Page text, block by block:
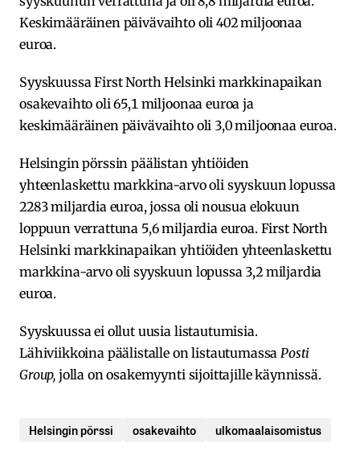
Keskimääräinen päivävaihto oli 402 miljoonaa
euroa.
Syyskuussa First North Helsinki markkinapaikan
osakevaihto oli 65,1 miljoonaa euroa ja
keskimääräinen päivävaihto oli 3,0 miljoonaa euroa.
Helsingin pörssin päälistan yhtiöiden
yhteenlaskettu markkina-arvo oli syyskuun lopussa
2283 miljardia euroa, jossa oli nousua elokuun
loppuun verrattuna 5,6 miljardia euroa. First North
Helsinki markkinapaikan yhtiöiden yhteenlaskettu
markkina-arvo oli syyskuun lopussa 3,2 miljardia
euroa.
Syyskuussa ei ollut uusia listautumisia.
Lähiviikkoina päälistalle on listautumassa Posti
Group, jolla on osakemyynti sijoittajille käynnissä.
Helsingin pörssi osakevaihto ulkomaalaisomistus